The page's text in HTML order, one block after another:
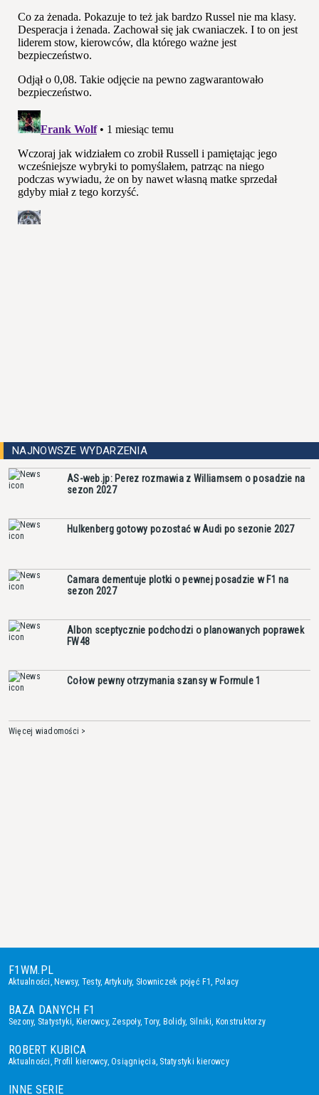
NAJNOWSZE WYDARZENIA
AS-web.jp: Perez rozmawia z Williamsem o posadzie na
sezon 2027
Hulkenberg gotowy pozostać w Audi po sezonie 2027
Camara dementuje plotki o pewnej posadzie w F1 na
sezon 2027
Albon sceptycznie podchodzi o planowanych poprawek
FW48
Cołow pewny otrzymania szansy w Formule 1
Więcej wiadomości >
F1WM.PL
Aktualności, Newsy, Testy, Artykuły, Słowniczek pojęć F1, Polacy
BAZA DANYCH F1
Sezony, Statystyki, Kierowcy, Zespoły,Tory, Bolidy, Silniki, Konstruktorzy
ROBERT KUBICA
Aktualności, Profil kierowcy,Osiągnięcia, Statystyki kierowcy
INNE SERIE